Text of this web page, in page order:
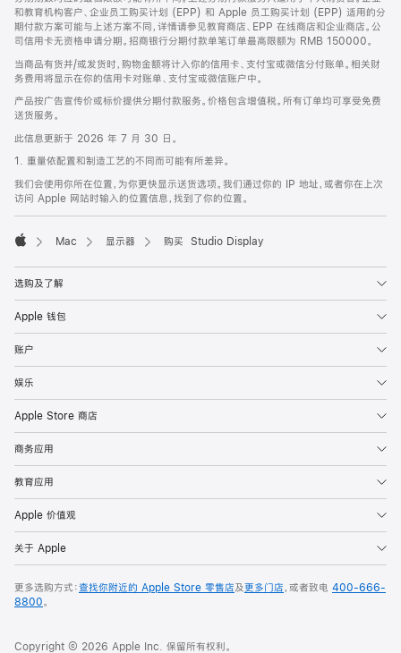
和教育机构客户、企业员工购买计划 (EPP) 和 Apple 员工购买计划 (EPP) 适用的分
期付款方案可能与上述方案不同，详情请参见教育商店、EPP 在线商店和企业商店。公
司信用卡无资格申请分期。招商银行分期付款单笔订单最高限额为 RMB 150000。
当商品有货并/或发货时，购物金额将计入你的信用卡、支付宝或微信分付账单。相关财
务费用将显示在你的信用卡对账单、支付宝或微信账户中。
产品按广告宣传价或标价提供分期付款服务。价格包含增值税。所有订单均可享受免费
送货服务。
此信息更新于 2026 年 7 月 30 日。
1. 重量依配置和制造工艺的不同而可能有所差异。
我们会使用你所在位置，为你更快显示送货选项。我们通过你的 IP 地址，或者你在上次
访问 Apple 网站时输入的位置信息，找到了你的位置。
Mac 显示器 购买 Studio Display
选购及了解
Apple 钱包
账户
娱乐
Apple Store 商店
商务应用
教育应用
Apple 价值观
关于 Apple
更多选购方式：查找你附近的 Apple Store 零售店及更多门店，或者致电 400-666-
8800。
Copyright © 2026 Apple Inc. 保留所有权利。